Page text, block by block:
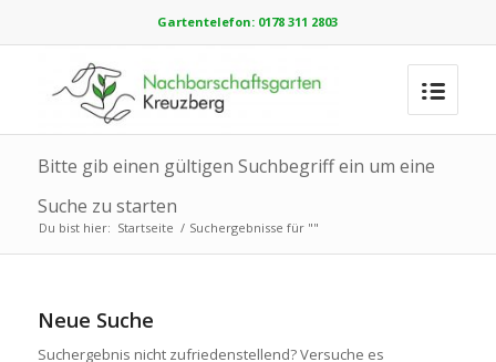
Gartentelefon: 0178 311 2803
Bitte gib einen gültigen Suchbegriff ein um eine
Suche zu starten
Du bist hier: Startseite / Suchergebnisse für ""
Neue Suche
Suchergebnis nicht zufriedenstellend? Versuche es